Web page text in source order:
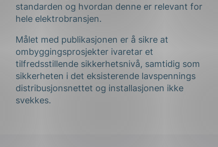
standarden og hvordan denne er relevant for
hele elektrobransjen.
Målet med publikasjonen er å sikre at
ombyggingsprosjekter ivaretar et
tilfredsstillende sikkerhetsnivå, samtidig som
sikkerheten i det eksisterende lavspennings
distribusjonsnettet og installasjonen ikke
svekkes.